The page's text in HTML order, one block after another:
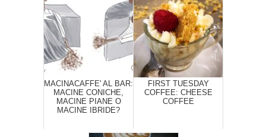
MACINACAFFE' AL BAR:
MACINE CONICHE,
MACINE PIANE O
MACINE IBRIDE?
FIRST TUESDAY
COFFEE: CHEESE
COFFEE